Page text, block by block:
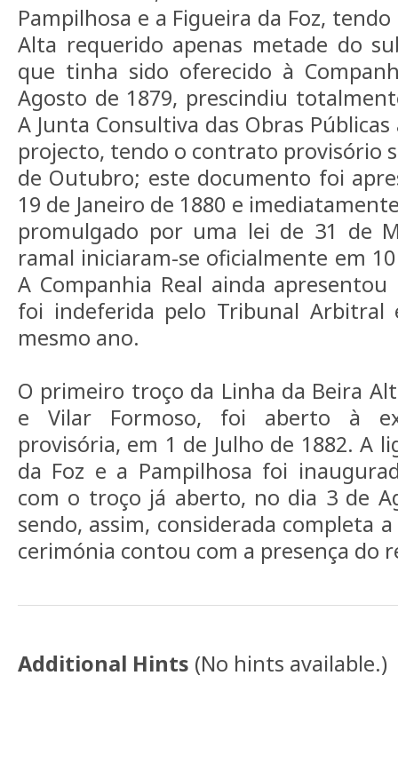
Pampilhosa e a Figueira da Foz,
Alta requerido apenas metade do
que tinha sido oferecido à
Agosto de 1879, prescindiu
A Junta Consultiva das Obras
projecto, tendo o contrato provisório
de Outubro; este documento foi
19 de Janeiro de 1880 e
promulgado por uma lei de 31 de
ramal iniciaram-se oficialmente em
A Companhia Real ainda
foi indeferida pelo Tribunal
mesmo ano.
O primeiro troço da Linha da Beira
e Vilar Formoso, foi aberto à
provisória, em 1 de Julho de 1882. A
da Foz e a Pampilhosa foi
com o troço já aberto, no dia 3 de
sendo, assim, considerada completa
cerimónia contou com a presença do
Additional Hints (No hints available.)